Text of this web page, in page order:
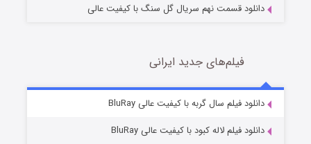
قسمت7 (زیرنویس) منتشر شد
دانلود قسمت نهم سریال گل سنگ با کیفیت عالی
فیلم‌های جدید ایرانی
دانلود فیلم سال گربه با کیفیت عالی BluRay
دانلود فیلم لاله کبود با کیفیت عالی BluRay